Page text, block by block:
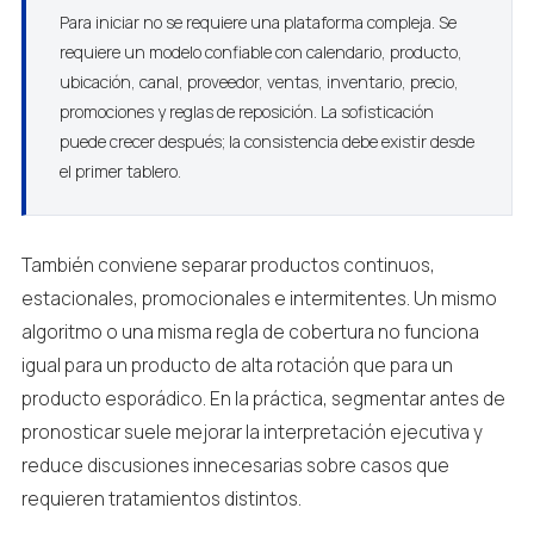
Para iniciar no se requiere una plataforma compleja. Se
requiere un modelo confiable con calendario, producto,
ubicación, canal, proveedor, ventas, inventario, precio,
promociones y reglas de reposición. La sofisticación
puede crecer después; la consistencia debe existir desde
el primer tablero.
También conviene separar productos continuos,
estacionales, promocionales e intermitentes. Un mismo
algoritmo o una misma regla de cobertura no funciona
igual para un producto de alta rotación que para un
producto esporádico. En la práctica, segmentar antes de
pronosticar suele mejorar la interpretación ejecutiva y
reduce discusiones innecesarias sobre casos que
requieren tratamientos distintos.